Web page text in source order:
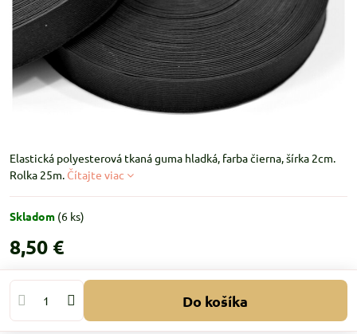
Elastická polyesterová tkaná guma hladká, farba čierna, šírka 2cm.
Rolka 25m. Čítajte viac
Skladom (6 ks)
8,50 €
Do košíka